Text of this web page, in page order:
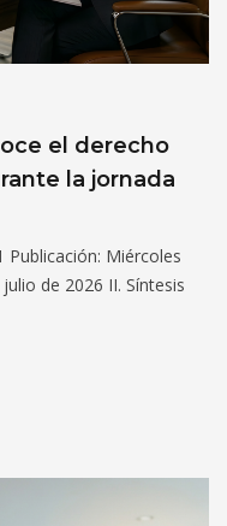
el derecho
la jornada
Publicación: Miércoles
de 2026 II. Síntesis